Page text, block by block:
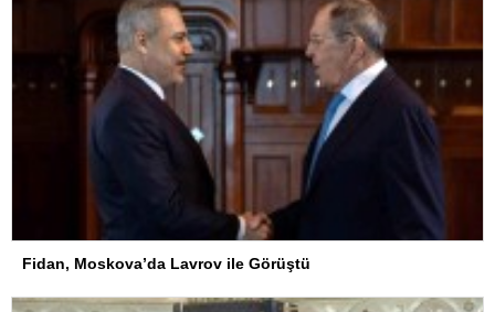
Fidan, Moskova’da Lavrov ile Görüştü